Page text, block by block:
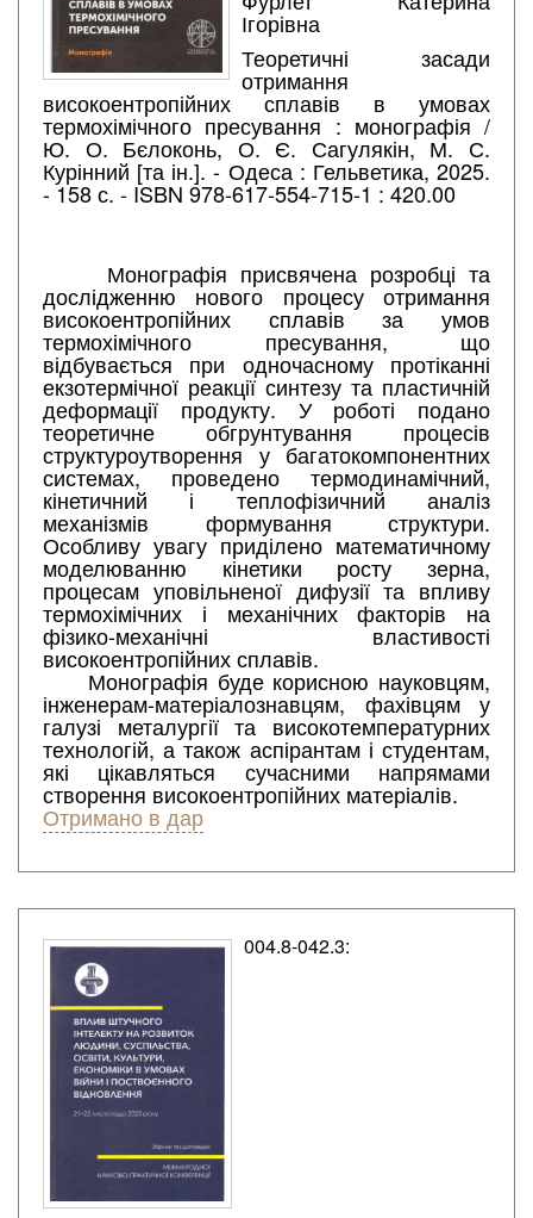
Ігорівна
Теоретичні засади
отримання
високоентропійних сплавів в умовах
термохімічного пресування : монографія /
Ю. О. Бєлоконь, О. Є. Сагулякін, М. С.
Курінний [та ін.]. - Одеса : Гельветика, 2025.
- 158 с. - ISBN 978-617-554-715-1 : 420.00
Монографія присвячена розробці та
дослідженню нового процесу отримання
високоентропійних сплавів за умов
термохімічного пресування, що
відбувається при одночасному протіканні
екзотермічної реакції синтезу та пластичній
деформації продукту. У роботі подано
теоретичне обгрунтування процесів
структуроутворення у багатокомпонентних
системах, проведено термодинамічний,
кінетичний і теплофізичний аналіз
механізмів формування структури.
Особливу увагу приділено математичному
моделюванню кінетики росту зерна,
процесам уповільненої дифузії та впливу
термохімічних і механічних факторів на
фізико-механічні властивості
високоентропійних сплавів.
Монографія буде корисною науковцям,
інженерам-матеріалознавцям, фахівцям у
галузі металургії та високотемпературних
технологій, а також аспірантам і студентам,
які цікавляться сучасними напрямами
створення високоентропійних матеріалів.
Отримано в дар
004.8-042.3: